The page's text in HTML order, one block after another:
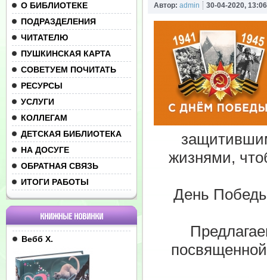
О БИБЛИОТЕКЕ
ПОДРАЗДЕЛЕНИЯ
ЧИТАТЕЛЮ
ПУШКИНСКАЯ КАРТА
СОВЕТУЕМ ПОЧИТАТЬ
РЕСУРСЫ
УСЛУГИ
КОЛЛЕГАМ
ДЕТСКАЯ БИБЛИОТЕКА
НА ДОСУГЕ
ОБРАТНАЯ СВЯЗЬ
ИТОГИ РАБОТЫ
КНИЖНЫЕ НОВИНКИ
Вебб Х.
Автор: admin 30-04-2020, 13:06
жизнями,
День